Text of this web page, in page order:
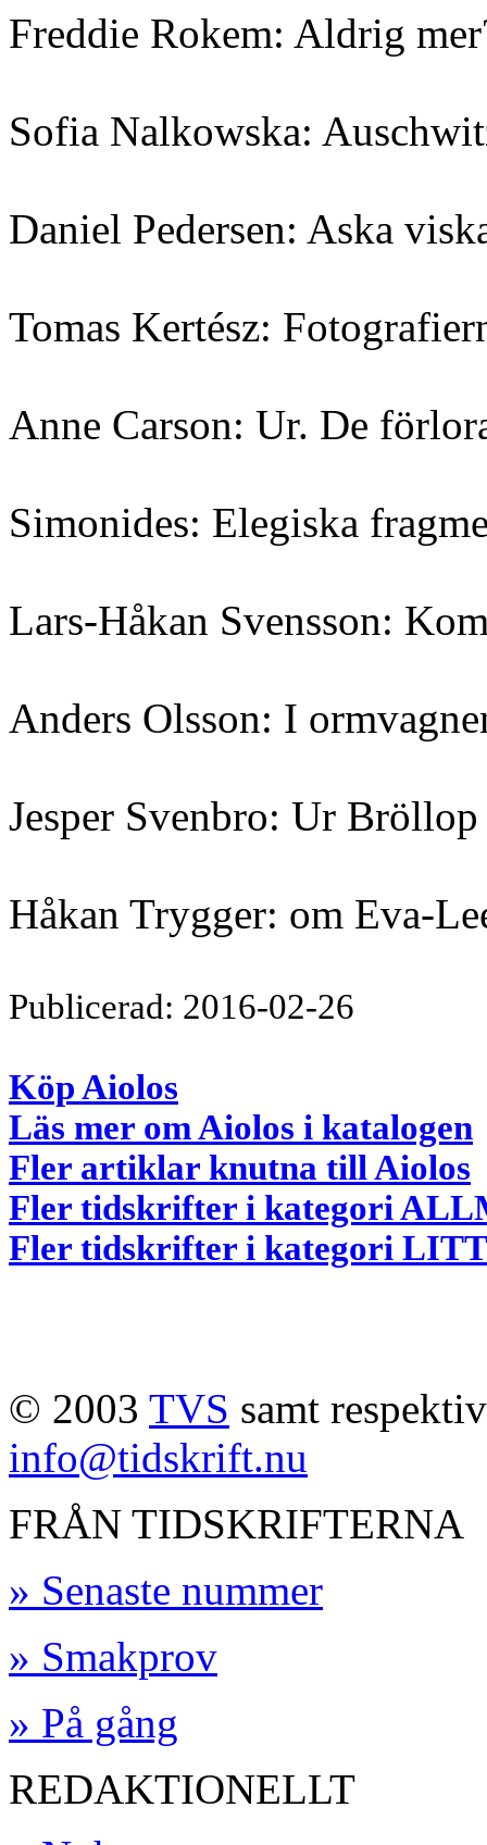
Freddie Rokem: Aldrig
Sofia Nalkowska:
Daniel Pedersen: Aska
Tomas Kertész:
Anne Carson: Ur. De
Simonides: Elegiska
Lars-Håkan Svensson:
Anders Olsson: I
Jesper Svenbro: Ur Bröllop
Håkan Trygger: om Eva-
Publicerad: 2016-02-26
Köp Aiolos
Läs mer om Aiolos i katalogen
Fler artiklar knutna till Aiolos
Fler tidskrifter i kategori
Fler tidskrifter i kategori
© 2003 TVS samt
info@tidskrift.nu
FRÅN TIDSKRIFTERNA
» Senaste nummer
» Smakprov
» På gång
REDAKTIONELLT